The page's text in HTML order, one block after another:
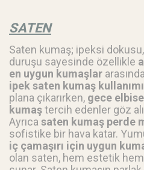
SATEN
Saten kumaş; ipeksi
duruşu sayesinde özellikle
en uygun kumaşlar
ipek saten kumaş kullanımı
plana çıkarırken, gece
kumaştercih edenler göz
Ayrıca saten kumaş perde
sofistike bir hava katar.
iç çamaşırı için uygun
olan saten, hem estetik